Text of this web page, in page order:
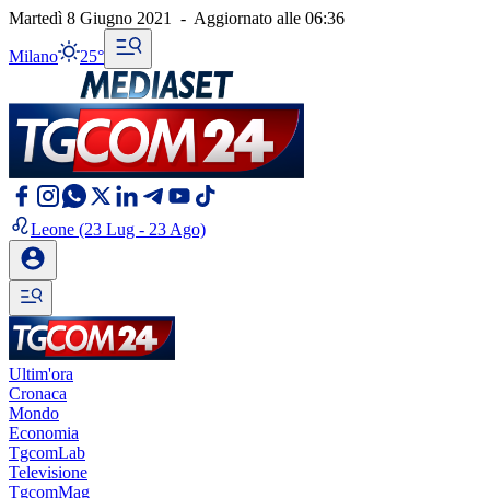
Martedì 8 Giugno 2021 - Aggiornato alle 06:36
Milano 25°
Leone (23 Lug - 23 Ago)
Ultim'ora
Cronaca
Mondo
Economia
TgcomLab
Televisione
TgcomMag